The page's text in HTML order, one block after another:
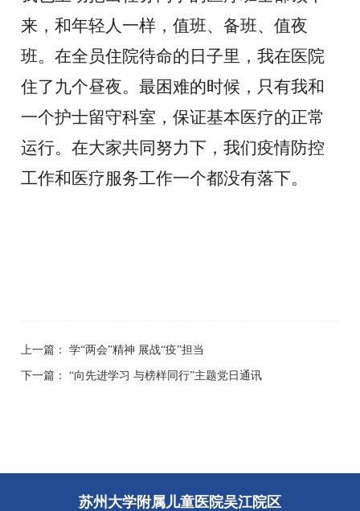
来，和年轻人一样，值班、备班、值夜
班。在全员住院待命的日子里，我在医院
住了九个昼夜。最困难的时候，只有我和
一个护士留守科室，保证基本医疗的正常
运行。在大家共同努力下，我们疫情防控
工作和医疗服务工作一个都没有落下。
上一篇： 学“两会”精神 展战“疫”担当
下一篇： “向先进学习 与榜样同行”主题党日通讯
苏州大学附属儿童医院吴江院区